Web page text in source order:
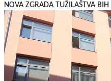
NOVA ZGRADA TUŽILAŠTVA BIH